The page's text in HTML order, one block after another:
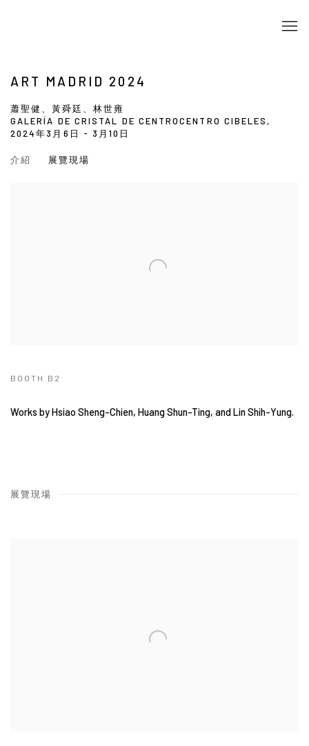
ART MADRID 2024
蕭聖健、黃舜廷、林世雍
GALERÍA DE CRISTAL DE CENTROCENTRO CIBELES,
2024年3月6日 - 3月10日
介紹 展覽現場
BOOTH B2
Works by Hsiao Sheng-Chien, Huang Shun-Ting, and Lin Shih-Yung.
展覽現場